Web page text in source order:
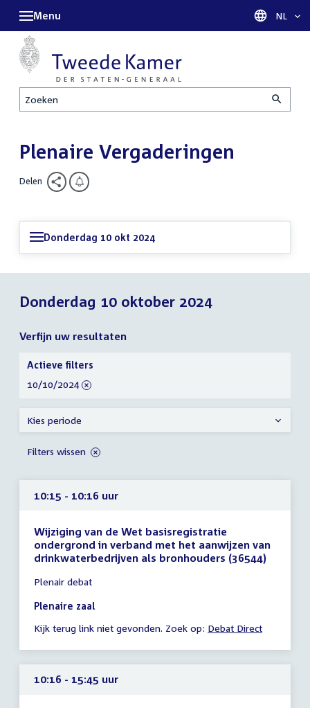
Zoeken
Menu Taal
NL
Plenaire Vergaderingen
Delen
Donderdag 10 okt 2024
Donderdag 10 oktober 2024
Verfijn uw resultaten
10:15 - 10:16 uur
Wijziging van de Wet basisregistratie
ondergrond in verband met het aanwijzen van
drinkwaterbedrijven als bronhouders (36544)
vergadering
10:15
10:16
Plenair debat
Plenaire zaal
Kijk terug link niet gevonden. Zoek op: Debat Direct
10:16 - 15:45 uur
Verfijn
uw
resultaten
Actieve filters
verwijder
10/10/2024
Kies periode
Filters wissen